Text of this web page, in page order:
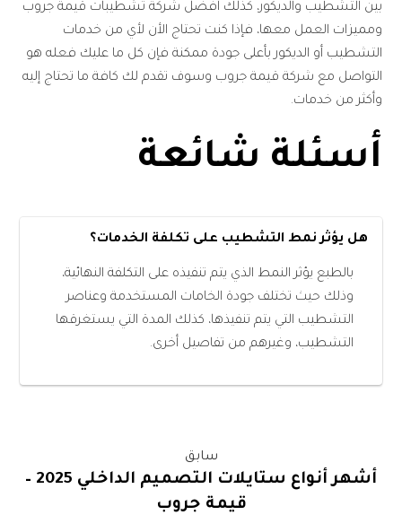
بين التشطيب والديكور، كذلك أفضل شركة تشطيبات قيمة جروب
ومميزات العمل معها، فإذا كنت تحتاج الأن لأي من خدمات
التشطيب أو الديكور بأعلى جودة ممكنة فإن كل ما عليك فعله هو
التواصل مع شركة قيمة جروب وسوف تقدم لك كافة ما تحتاج إليه
وأكثر من خدمات.
أسئلة شائعة
هل يؤثر نمط التشطيب على تكلفة الخدمات؟
بالطبع يؤثر النمط الذي يتم تنفيذه على التكلفة النهائية،
وذلك حيث تختلف جودة الخامات المستخدمة وعناصر
التشطيب التي يتم تنفيذها، كذلك المدة التي يستغرقها
التشطيب، وغيرهم من تفاصيل أخرى.
سابق
أشهر أنواع ستايلات التصميم الداخلي 2025 –
قيمة جروب